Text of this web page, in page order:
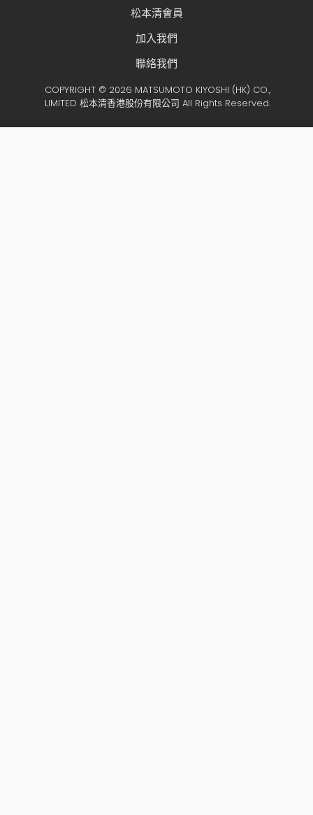
松本清會員
加入我們
聯絡我們
COPYRIGHT © 2026 MATSUMOTO KIYOSHI (HK) CO.,
LIMITED 松本清香港股份有限公司 All Rights Reserved.